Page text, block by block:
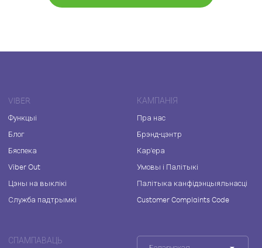
VIBER
Функцыі
Блог
Бяспека
Viber Out
Цэны на выклікі
Служба падтрымкі
КАМПАНІЯ
Пра нас
Брэнд-цэнтр
Кар'ера
Умовы і Палітыкі
Палітыка канфідэнцыяльнасці
Customer Complaints Code
СПАМПАВАЦЬ